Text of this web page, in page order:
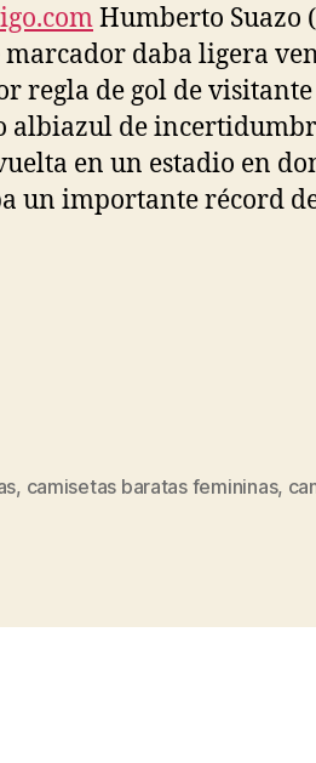
Humberto Suazo
marcador daba ligera
regla de gol de
albiazul de
en un estadio en
un importante récord
, camisetas baratas femininas,